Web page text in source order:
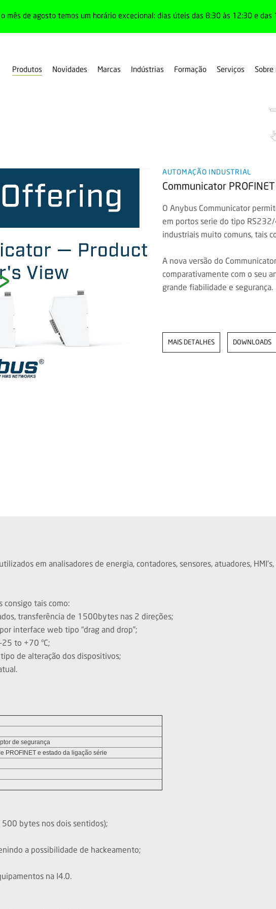
mês de agosto temos um horário excecional: dias úteis das 8:30 às 12:30 e
Produtos Novidades Marcas Indústrias Formação Serviços Sobre
AUTOMAÇÃO INDUSTRIAL
Communicator
O Anybus Communicator
em portos serie do tipo
industriais muito comuns, tais
A nova versão do
comparativamente com o seu
grande fiabilidade e segurança.
MAIS DETALHES DOWNLOADS
em analisadores de energia, contadores, sensores, atuadores,
consigo tais como:
transferência de 1500bytes nas 2 direções;
interface web tipo “drag and drop”;
to +70 °C;
de alteração dos dispositivos;
de segurança
PROFINET e estado da ligação série
500 bytes nos dois sentidos);
a possibilidade de hackeamento;
na I4.0.